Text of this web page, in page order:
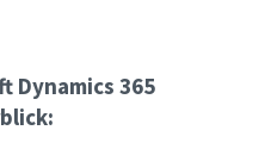
Dynamics 365